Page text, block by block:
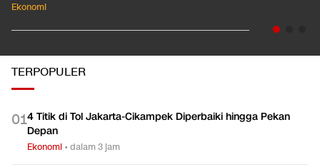
Ekonomi
TERPOPULER
014 Titik di Tol Jakarta-Cikampek Diperbaiki hingga Pekan
Depan
Ekonomi •dalam 3 jam